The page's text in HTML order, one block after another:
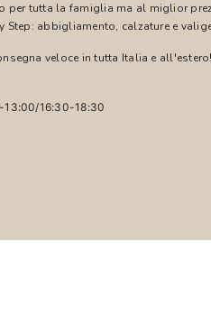
per tutta la famiglia ma al miglior
Step: abbigliamento, calzature e
veloce in tutta Italia e all'estero!
13:00/16:30-18:30